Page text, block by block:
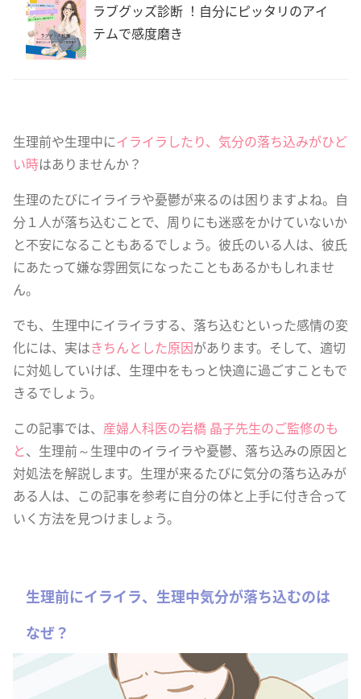
ラブグッズ診断 ！自分にピッタリのアイ
テムで感度磨き
生理前や生理中にイライラしたり、気分の落ち込みがひど
い時はありませんか？
生理のたびにイライラや憂鬱が来るのは困りますよね。自
分１人が落ち込むことで、周りにも迷惑をかけていないか
と不安になることもあるでしょう。彼氏のいる人は、彼氏
にあたって嫌な雰囲気になったこともあるかもしれませ
ん。
でも、生理中にイライラする、落ち込むといった感情の変
化には、実はきちんとした原因があります。そして、適切
に対処していけば、生理中をもっと快適に過ごすこともで
きるでしょう。
この記事では、 産婦人科医の岩橋 晶子先生のご監修のも
と、生理前～生理中のイライラや憂鬱、落ち込みの原因と
対処法を解説します。生理が来るたびに気分の落ち込みが
ある人は、この記事を参考に自分の体と上手に付き合って
いく方法を見つけましょう。
生理前にイライラ、生理中気分が落ち込むのは
なぜ？